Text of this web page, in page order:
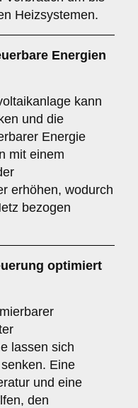
Heizsystemen.
Energien
kann
und die
Energie
mit einem
erhöhen, wodurch
bezogen
optimiert
lassen sich
Eine
und eine
den